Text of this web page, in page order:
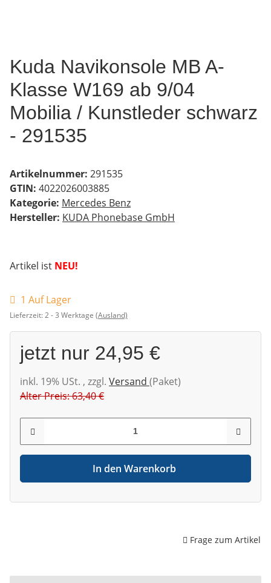
Kuda Navikonsole MB A-
Klasse W169 ab 9/04
Mobilia / Kunstleder schwarz
- 291535
Artikelnummer: 291535
GTIN: 4022026003885
Kategorie: Mercedes Benz
Hersteller: KUDA Phonebase GmbH
Artikel ist NEU!
1 Auf Lager
Lieferzeit:2 - 3 Werktage (Ausland)
jetzt nur 24,95 €
inkl. 19% USt. , zzgl. Versand (Paket)
Alter Preis: 63,40 €
In den Warenkorb
Frage zum Artikel